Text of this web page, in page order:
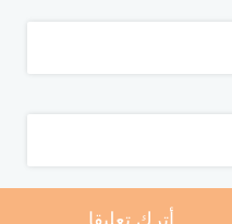
أترك تعليقا